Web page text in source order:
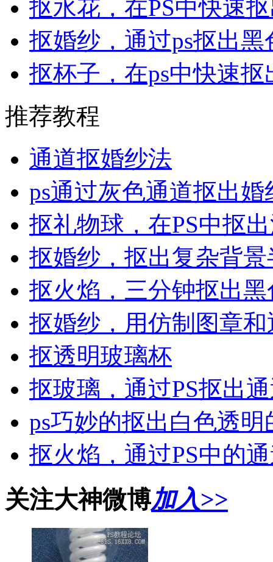
抠水花，在PS中快速
抠婚纱，通过ps抠出
抠杯子，在ps中快速
推荐教程
通道抠婚纱法
ps通过灰色通道抠出
抠礼物球，在PS中抠
抠婚纱，抠出复杂背
抠火焰，三分钟抠出
抠婚纱，用仿制图章
抠透明玻璃杯
抠玻璃，通过PS抠出
ps巧妙的抠出白色透明
抠火焰，通过PS中的
关注大神微博加入>>